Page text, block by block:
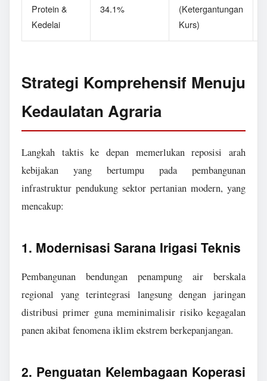
Protein &
Kedelai
34.1%
(Ketergantungan
Kurs)
Strategi Komprehensif Menuju
Kedaulatan Agraria
Langkah taktis ke depan memerlukan reposisi arah
kebijakan yang bertumpu pada pembangunan
infrastruktur pendukung sektor pertanian modern, yang
mencakup:
1. Modernisasi Sarana Irigasi Teknis
Pembangunan bendungan penampung air berskala
regional yang terintegrasi langsung dengan jaringan
distribusi primer guna meminimalisir risiko kegagalan
panen akibat fenomena iklim ekstrem berkepanjangan.
2. Penguatan Kelembagaan Koperasi